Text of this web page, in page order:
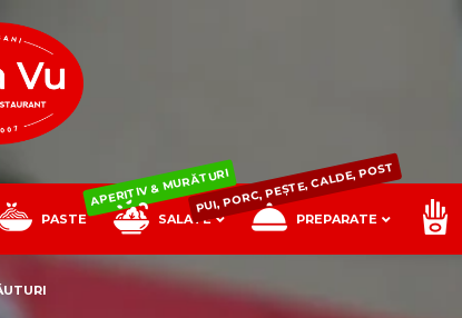
PASTE SALATE
APERITIV & MURĂTURI
PREPARATE
PUI, PORC, PEȘTE, CALDE, POST